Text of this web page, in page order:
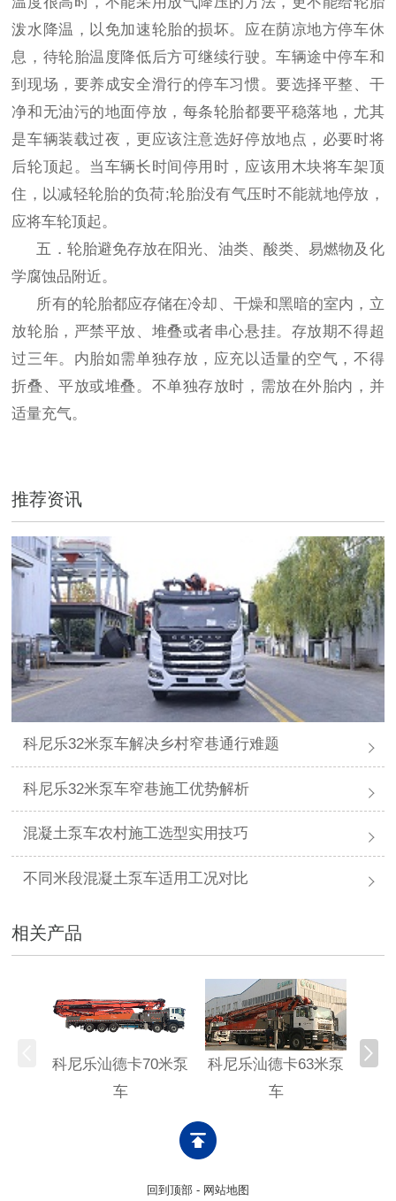
泼水降温，以免加速轮胎的损坏。应在荫凉地方停车休
息，待轮胎温度降低后方可继续行驶。车辆途中停车和
到现场，要养成安全滑行的停车习惯。要选择平整、干
净和无油污的地面停放，每条轮胎都要平稳落地，尤其
是车辆装载过夜，更应该注意选好停放地点，必要时将
后轮顶起。当车辆长时间停用时，应该用木块将车架顶
住，以减轻轮胎的负荷;轮胎没有气压时不能就地停放，
应将车轮顶起。
五．轮胎避免存放在阳光、油类、酸类、易燃物及化
学腐蚀品附近。
所有的轮胎都应存储在冷却、干燥和黑暗的室内，立
放轮胎，严禁平放、堆叠或者串心悬挂。存放期不得超
过三年。内胎如需单独存放，应充以适量的空气，不得
折叠、平放或堆叠。不单独存放时，需放在外胎内，并
适量充气。
推荐资讯
科尼乐32米泵车解决乡村窄巷通行难题
科尼乐32米泵车窄巷施工优势解析
混凝土泵车农村施工选型实用技巧
不同米段混凝土泵车适用工况对比
相关产品
科尼乐汕德卡70米泵
车
科尼乐汕德卡63米泵
车
科
回到顶部 - 网站地图